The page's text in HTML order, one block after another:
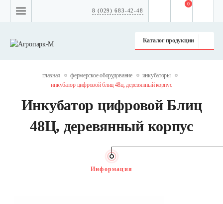
8 (029) 683-42-48
Каталог продукции
0
главная фермерское оборудование
инкубаторы
инкубатор цифровой блиц 48ц, деревянный корпус
Инкубатор цифровой Блиц
48Ц, деревянный корпус
Информация